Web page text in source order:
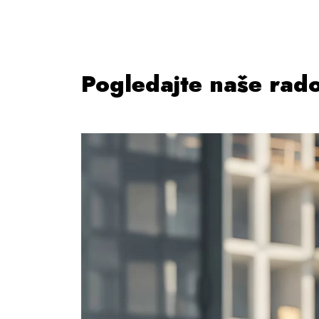
Pogledajte naše